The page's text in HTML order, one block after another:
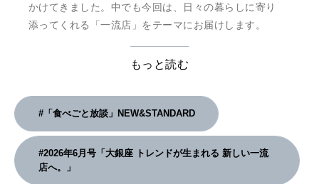
かけてきました。中でも今回は、日々の暮らしに寄り
添ってくれる「一流店」をテーマにお届けします。
もっと読む
#「食べごと放談」NEW&STANDARD
#2026年6月号「大銀座 トレンドが生まれる 新しい一流
店へ。」